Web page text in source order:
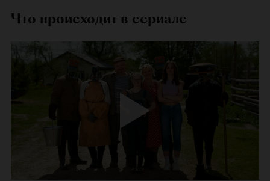
Что происходит в сериале